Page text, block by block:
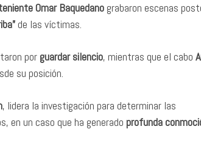
Omar Baquedano grabaron escenas
de las víctimas.
por guardar silencio, mientras que el cabo
su posición.
, lidera la investigación para determinar las
en un caso que ha generado profunda